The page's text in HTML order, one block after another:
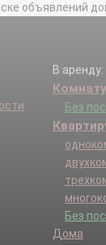
объявлений
В аренду:
Комнату
Без
Без
Дома